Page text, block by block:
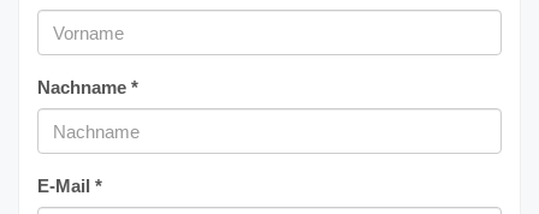
Nachname *
E-Mail *